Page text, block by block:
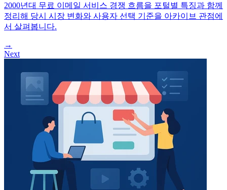
2000년대 무료 이메일 서비스 경쟁 흐름을 포털별 특징과 함께
정리해 당시 시장 변화와 사용자 선택 기준을 아카이브 관점에
서 살펴봅니다.
→
Next